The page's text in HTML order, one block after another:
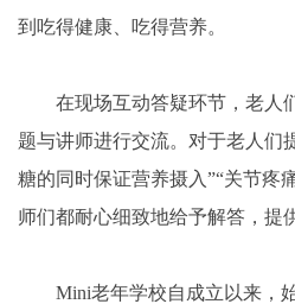
到吃得健康、吃得营养。
在现场互动答疑环节，老人
题与讲师进行交流。对于老人们
糖的同时保证营养摄入”“关节疼
师们都耐心细致地给予解答，提
Mini老年学校自成立以来，始